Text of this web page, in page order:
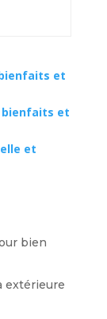
et
bienfaits et
et
bien
extérieure